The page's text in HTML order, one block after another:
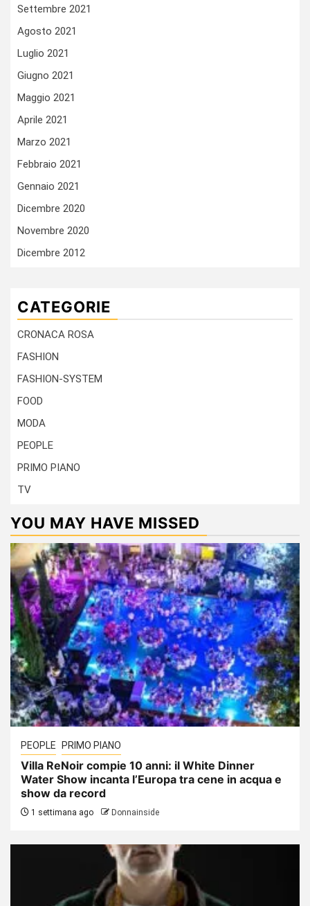
Settembre 2021
Agosto 2021
Luglio 2021
Giugno 2021
Maggio 2021
Aprile 2021
Marzo 2021
Febbraio 2021
Gennaio 2021
Dicembre 2020
Novembre 2020
Dicembre 2012
CATEGORIE
CRONACA ROSA
FASHION
FASHION-SYSTEM
FOOD
MODA
PEOPLE
PRIMO PIANO
TV
YOU MAY HAVE MISSED
PEOPLE PRIMO PIANO
Villa ReNoir compie 10 anni: il White Dinner
Water Show incanta l’Europa tra cene in acqua e
show da record
1 settimana ago Donnainside